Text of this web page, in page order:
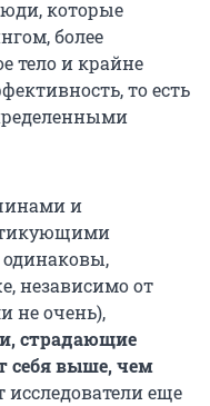
которые
более
тело и крайне
то есть
и
одинаковы,
независимо от
не очень),
страдающие
себя выше, чем
еще